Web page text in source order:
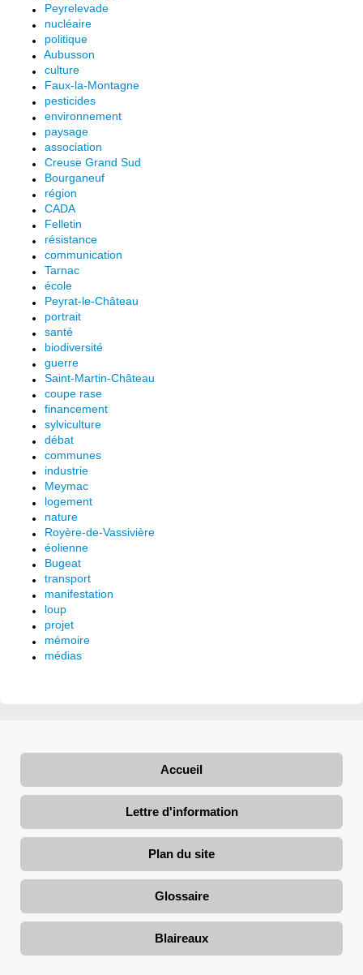
Peyrelevade
nucléaire
politique
Aubusson
culture
Faux-la-Montagne
pesticides
environnement
paysage
association
Creuse Grand Sud
Bourganeuf
région
CADA
Felletin
résistance
communication
Tarnac
école
Peyrat-le-Château
portrait
santé
biodiversité
guerre
Saint-Martin-Château
coupe rase
financement
sylviculture
débat
communes
industrie
Meymac
logement
nature
Royère-de-Vassivière
éolienne
Bugeat
transport
manifestation
loup
projet
mémoire
médias
Accueil
Lettre d'information
Plan du site
Glossaire
Blaireaux